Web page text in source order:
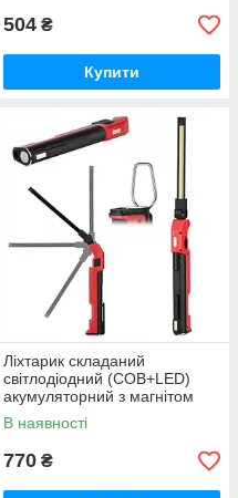
504 ₴
Купити
Ліхтарик складаний
світлодіодний (COB+LED)
акумуляторний з магнітом
ULTRA-SLIM PROTESTER
PRO-FL0103S
В наявності
770 ₴